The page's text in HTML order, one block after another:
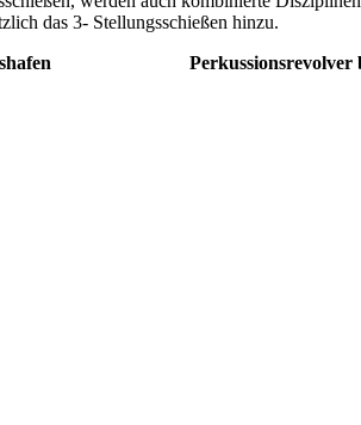
das 3- Stellungsschießen hinzu.
Perkussionsrevolver